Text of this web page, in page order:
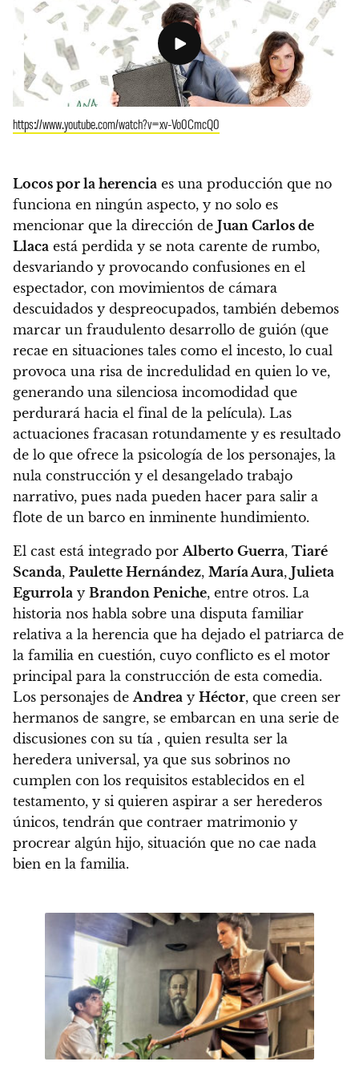
https://www.youtube.com/watch?v=xv-Vo0CmcQ0
Locos por la herencia es una producción que no
funciona en ningún aspecto, y no solo es
mencionar que la dirección de Juan Carlos de
Llaca está perdida y se nota carente de rumbo,
desvariando y provocando confusiones en el
espectador, con movimientos de cámara
descuidados y despreocupados, también debemos
marcar un fraudulento desarrollo de guión (que
recae en situaciones tales como el incesto, lo cual
provoca una risa de incredulidad en quien lo ve,
generando una silenciosa incomodidad que
perdurará hacia el final de la película). Las
actuaciones fracasan rotundamente y es resultado
de lo que ofrece la psicología de los personajes, la
nula construcción y el desangelado trabajo
narrativo, pues nada pueden hacer para salir a
flote de un barco en inminente hundimiento.
El cast está integrado por Alberto Guerra, Tiaré
Scanda, Paulette Hernández, María Aura, Julieta
Egurrola y Brandon Peniche, entre otros. La
historia nos habla sobre una disputa familiar
relativa a la herencia que ha dejado el patriarca de
la familia en cuestión, cuyo conflicto es el motor
principal para la construcción de esta comedia.
Los personajes de Andrea y Héctor, que creen ser
hermanos de sangre, se embarcan en una serie de
discusiones con su tía , quien resulta ser la
heredera universal, ya que sus sobrinos no
cumplen con los requisitos establecidos en el
testamento, y si quieren aspirar a ser herederos
únicos, tendrán que contraer matrimonio y
procrear algún hijo, situación que no cae nada
bien en la familia.